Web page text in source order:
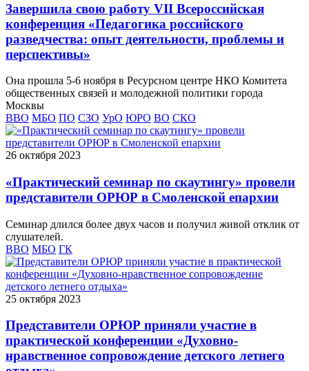
Завершила свою работу VII Всероссийская
конференция «Педагогика российского
разведчества: опыт деятельности, проблемы и
перспективы»
Она прошла 5-6 ноября в Ресурсном центре НКО Комитета
общественных связей и молодежной политики города
Москвы
ВВО МБО ПО СЗО УрО ЮРО ВО СКО
26 октября 2023
«Практический семинар по скаутингу» провели
представители ОРЮР в Смоленской епархии
Семинар длился более двух часов и получил живой отклик от
слушателей.
ВВО МБО ГК
25 октября 2023
Представители ОРЮР приняли участие в
практической конференции «Духовно-
нравственное сопровождение детского летнего